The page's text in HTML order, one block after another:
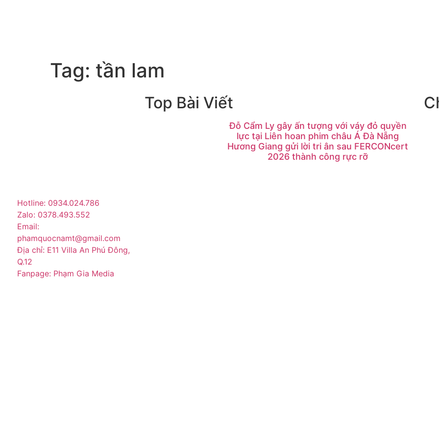
Tag: tần lam
Hotline: 0934.024.786
Zalo: 0378.493.552
Email:
phamquocnamt@gmail.com
Địa chỉ: E11 Villa An Phú Đông,
Q.12
Fanpage: Phạm Gia Media
Top Bài Viết
Đỗ Cẩm Ly gây ấn tượng với váy đỏ quyền
lực tại Liên hoan phim châu Á Đà Nẵng
Hương Giang gửi lời tri ân sau FERCONcert
2026 thành công rực rỡ